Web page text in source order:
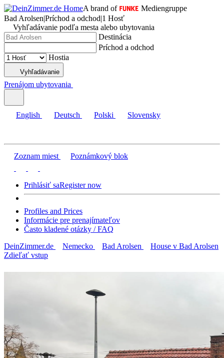
A brand of
Mediengruppe
Bad Arolsen|Príchod a odchod|1 Hosť
Vyhľadávanie podľa mesta alebo ubytovania
Destinácia
Príchod a odchod
Hostia
Vyhľadávanie
Prenájom ubytovania
English Deutsch Polski Slovensky
Zoznam miest Poznámkový blok
Prihlásiť saRegister now
Profiles and Prices
Informácie pre prenajímateľov
Často kladené otázky / FAQ
DeinZimmer.de
Nemecko Bad Arolsen
House v Bad Arolsen
Zdieľať vstup